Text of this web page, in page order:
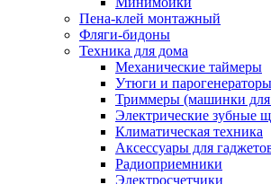
Пена-клей монтажный
Фляги-бидоны
Техника для дома
Механические таймеры
Утюги и парогенераторы
Триммеры (машинки для
Электрические зубные
Климатическая техника
Аксессуары для
Радиоприемники
Электросчетчики